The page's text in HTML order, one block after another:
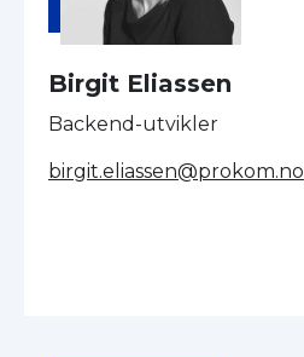
Birgit Eliassen
Backend-utvikler
birgit.eliassen@prokom.no